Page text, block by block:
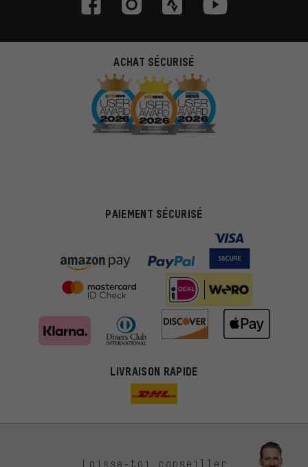
ACHAT SÉCURISÉ
PAIEMENT SÉCURISÉ
LIVRAISON RAPIDE
Laisse-toi conseiller
Des offres plus adaptées